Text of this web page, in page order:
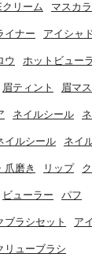
クリーム マスカラ
イナー アイシャ
ウ ホットビュー
眉ティント 眉マ
ネイルシール
イルシール ネイ
爪磨き リップ
ビューラー パフ
ブラシセット ア
リューブラシ